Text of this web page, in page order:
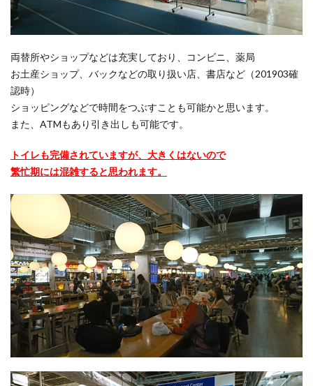
両替所やショップなどは充実しており、コンビニ、薬局
お土産ショップ、バックなどの取り扱い店、書店など（201903確
認時）
ショッピングなどで時間をつぶすことも可能かと思います。
また、ATMもあり引き出しも可能です。
トイレも完備されていますが、大きくはないので
繁忙期には混雑すると思われます。